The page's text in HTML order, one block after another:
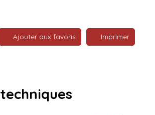
Ajouter aux favoris Imprimer
techniques